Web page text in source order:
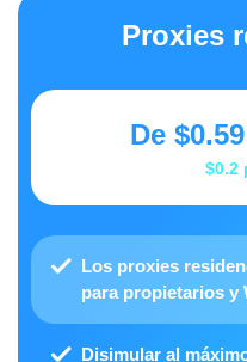
Proxies
De $0.59
$0.2
Los proxies
para propietarios y
Disimular al